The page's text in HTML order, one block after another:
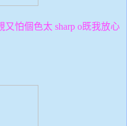
怕個色太 sharp o既我放心